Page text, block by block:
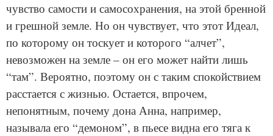
чувство самости и самосохранения, на этой бренной
и грешной земле. Но он чувствует, что этот Идеал,
по которому он тоскует и которого “алчет”,
невозможен на земле – он его может найти лишь
“там”. Вероятно, поэтому он с таким спокойствием
расстается с жизнью. Остается, впрочем,
непонятным, почему дона Анна, например,
называла его “демоном”, в пьесе видна его тяга к